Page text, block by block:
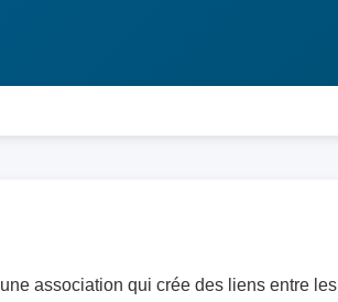
association qui crée des liens entre les